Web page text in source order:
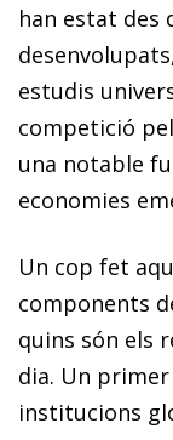
han estat des
estudis
competició
una notable
economies
Un cop fet
components
quins són els
dia. Un
institucions